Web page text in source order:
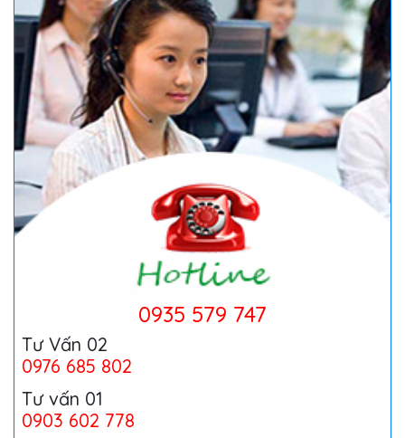
Giải pháp truyển hình
Lắp đèn năng lượng mặt trời
Thu Mua Thiết Bị Điện Tử, Điện Máy, Viễn
Thông Cũ Giá Cao Tại TP Hồ Chí Minh
0935 579 747
Tư Vấn 02
0976 685 802
Tư vấn 01
0903 602 778